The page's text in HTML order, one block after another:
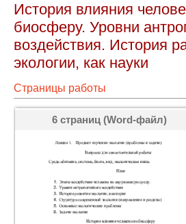
История влияния
биосферу. Уровни
воздействия. История
экологии, как науки
Страницы работы
6 страниц (Word-файл)